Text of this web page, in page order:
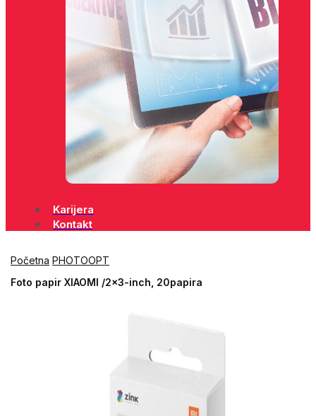
Karijera
Kontakt
Početna PHOTOOPT
Foto papir XIAOMI /2×3-inch, 20papira